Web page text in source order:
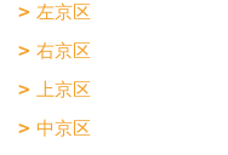
左京区
右京区
上京区
中京区